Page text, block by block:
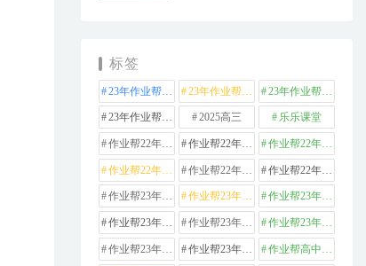
标签
23年作业帮高中化学 23年作业帮高中数学 23年作业帮高中物理
23年作业帮高中英语 2025高三 乐乐课堂
作业帮22年高中化学 作业帮22年高中数学 作业帮22年高中物理
作业帮22年高中生物 作业帮22年高中英语 作业帮22年高中语文
作业帮23年高中化学 作业帮23年高中历史 作业帮23年高中地理
作业帮23年高中数学 作业帮23年高中物理 作业帮23年高中生物
作业帮23年高中英语 作业帮23年高中语文 作业帮高中化学